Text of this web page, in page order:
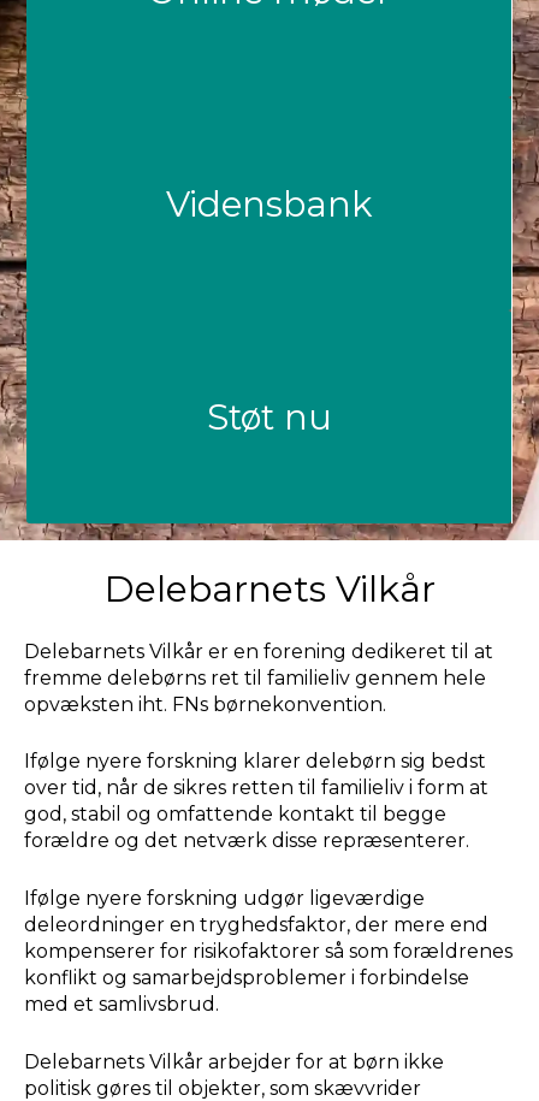
Vidensbank
Støt nu
Delebarnets Vilkår
Delebarnets Vilkår er en forening dedikeret til at
fremme delebørns ret til familieliv gennem hele
opvæksten iht. FNs børnekonvention.
Ifølge nyere forskning klarer delebørn sig bedst
over tid, når de sikres retten til familieliv i form at
god, stabil og omfattende kontakt til begge
forældre og det netværk disse repræsenterer.
Ifølge nyere forskning udgør ligeværdige
deleordninger en tryghedsfaktor, der mere end
kompenserer for risikofaktorer så som forældrenes
konflikt og samarbejdsproblemer i forbindelse
med et samlivsbrud.
Delebarnets Vilkår arbejder for at børn ikke
politisk gøres til objekter, som skævvrider